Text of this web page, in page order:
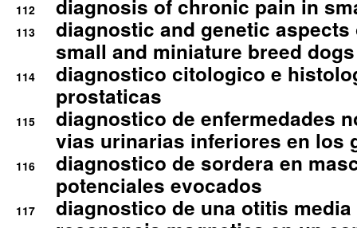
112 diagnosis of chronic pain in
113
diagnostic and genetic
small and miniature breed
114
diagnostico citologico e
prostaticas
115
diagnostico de enfermedades
vias urinarias inferiores en los
116
diagnostico de sordera en
potenciales evocados
117
diagnostico de una otitis